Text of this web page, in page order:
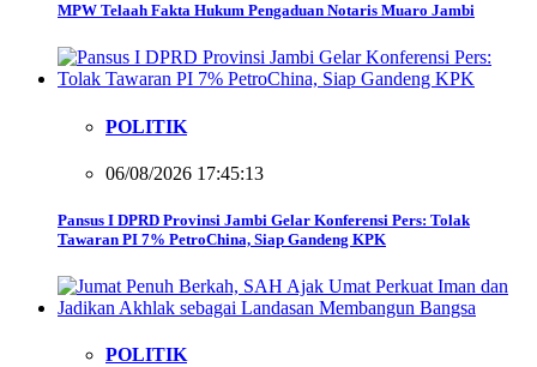
MPW Telaah Fakta Hukum Pengaduan Notaris Muaro Jambi
POLITIK
06/08/2026 17:45:13
Pansus I DPRD Provinsi Jambi Gelar Konferensi Pers: Tolak
Tawaran PI 7% PetroChina, Siap Gandeng KPK
POLITIK